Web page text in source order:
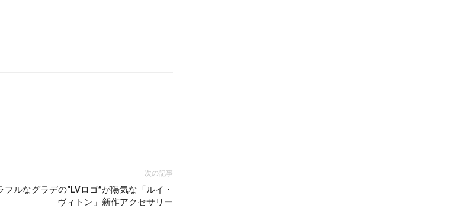
次の記事
フルなグラデの“LVロゴ”が陽気な「ルイ・
ヴィトン」新作アクセサリー